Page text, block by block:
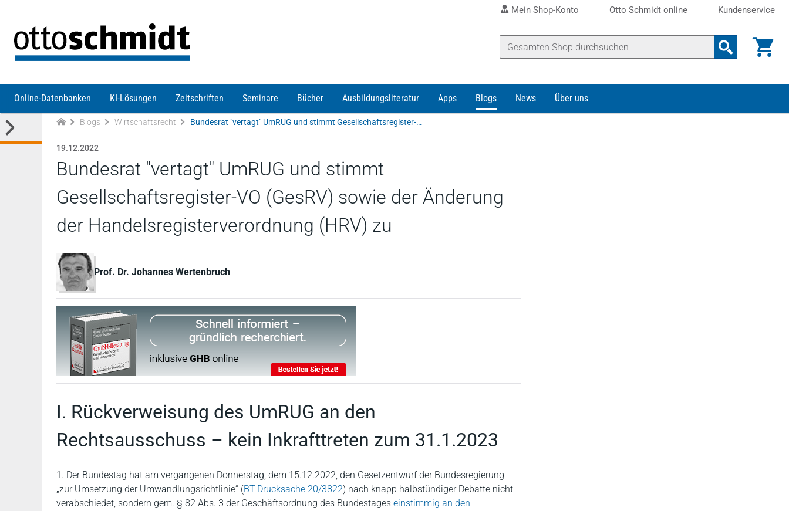
Mein Shop-Konto Otto Schmidt online Kundenservice
Online-Datenbanken KI-Lösungen Zeitschriften Seminare Bücher Ausbildungsliteratur Apps Blogs News Über uns
Blogs Wirtschaftsrecht Bundesrat "vertagt" UmRUG und stimmt Gesellschaftsregister-VO (GesRV) sowie der Änderung der Handelsregisterverordnung (HRV) zu
19.12.2022
Bundesrat "vertagt" UmRUG und stimmt
Gesellschaftsregister-VO (GesRV) sowie der Änderung
der Handelsregisterverordnung (HRV) zu
Prof. Dr. Johannes Wertenbruch
I. Rückverweisung des UmRUG an den
Rechtsausschuss – kein Inkrafttreten zum 31.1.2023
1. Der Bundestag hat am vergangenen Donnerstag, dem 15.12.2022, den Gesetzentwurf der Bundesregierung
„zur Umsetzung der Umwandlungsrichtlinie“ (BT-Drucksache 20/3822) nach knapp halbstündiger Debatte nicht
verabschiedet, sondern gem. § 82 Abs. 3 der Geschäftsordnung des Bundestages einstimmig an den